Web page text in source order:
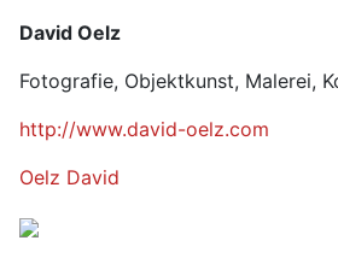
David Oelz
Fotografie, Objektkunst, Malerei,
http://www.david-oelz.com
Oelz David